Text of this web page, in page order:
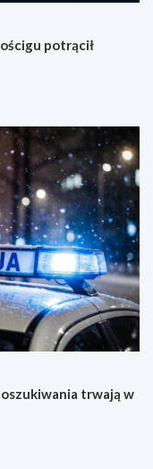
potrącił
trwają w